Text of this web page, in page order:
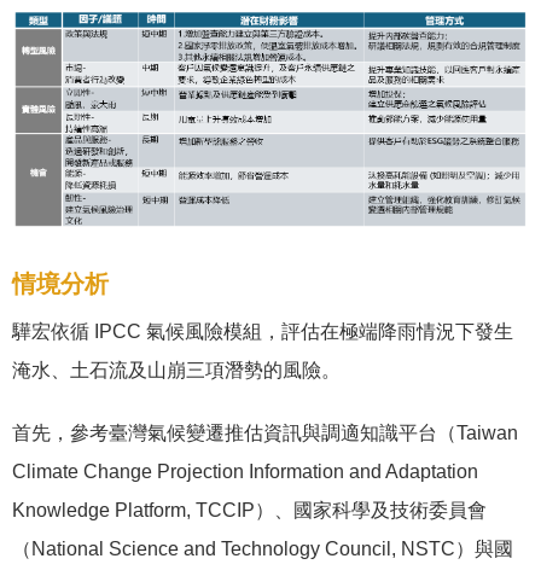
情境分析
驊宏依循 IPCC 氣候風險模組，評估在極端降雨情況下發生
淹水、土石流及山崩三項潛勢的風險。
首先，參考臺灣氣候變遷推估資訊與調適知識平台（Taiwan
Climate Change Projection Information and Adaptation
Knowledge Platform, TCCIP）、國家科學及技術委員會
（National Science and Technology Council, NSTC）與國